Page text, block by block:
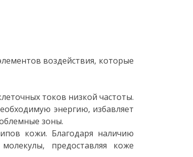
воздействия, которые
токов низкой частоты.
энергию, избавляет
зоны.
кожи. Благодаря наличию
предоставляя коже